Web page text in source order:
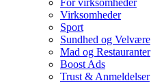
For virksomheder
Virksomheder
Sport
Sundhed og Velvære
Mad og Restauranter
Boost Ads
Trust & Anmeldelser